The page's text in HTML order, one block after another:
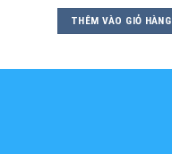
THÊM VÀO GIỎ HÀNG